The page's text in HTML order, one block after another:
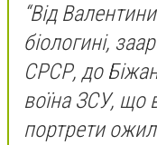
“Від
біологині,
СРСР, до
воїна ЗСУ, що
портрети